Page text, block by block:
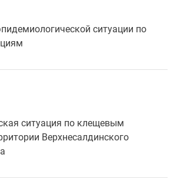
ситуации по
ситуация по клещевым
Верхнесалдинского